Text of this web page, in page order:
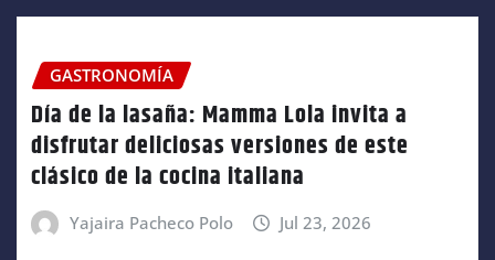
GASTRONOMÍA
Día de la lasaña: Mamma Lola invita a
disfrutar deliciosas versiones de este
clásico de la cocina italiana
Yajaira Pacheco Polo Jul 23, 2026